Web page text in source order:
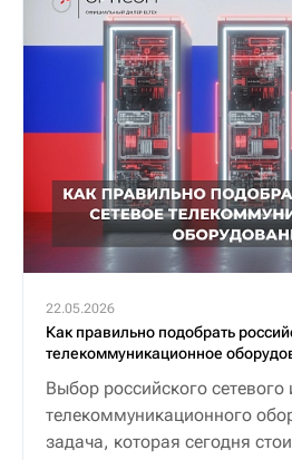
22.05.2026
Как правильно подобрать
телекоммуникационное
Выбор российского сетевого
телекоммуникационного
задача, которая сегодня